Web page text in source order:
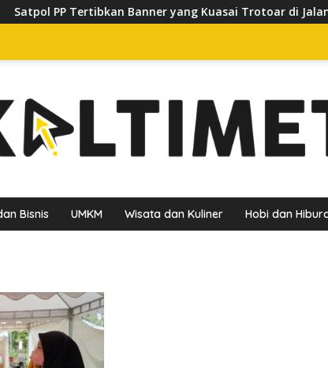
PP Tertibkan Banner yang Kuasai Trotoar di Jalan dr
Bisnis UMKM Wisata dan Kuliner Hobi dan